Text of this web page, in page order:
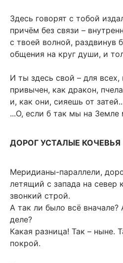
Здесь говорят с тобой
причём без связи –
с твоей волной, раздвинув
общения на круг души, и
И ты здесь свой – для всех,
привычен, как дракон,
и, как они, сияешь от
...О, если б так мы на Земле
ДОРОГ УСТАЛЫЕ КОЧЕВЬЯ
Меридианы-параллели,
летящий с запада на север
звонкий строй.
А так ли было всё
деле?
Какая разница! Так – ныне.
покрой.